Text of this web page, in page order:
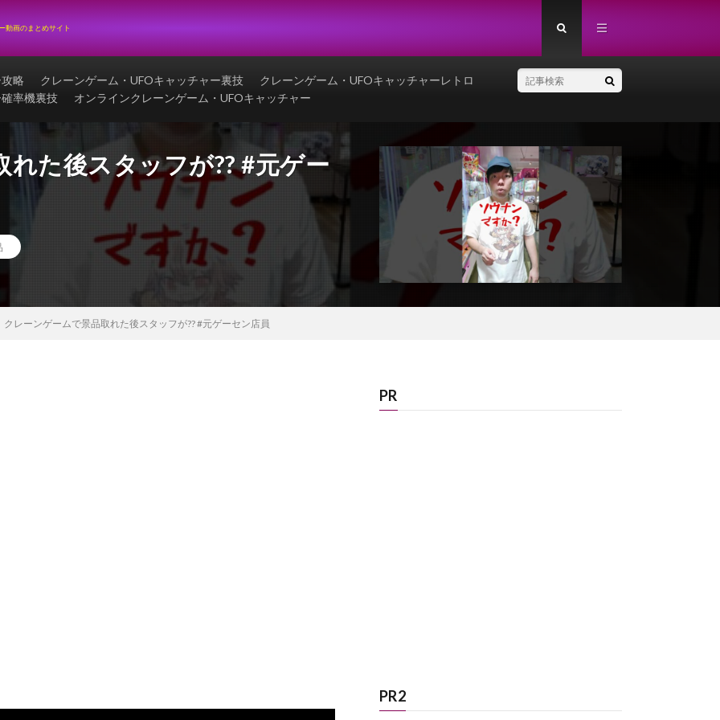
動画のまとめサイト
略 クレーンゲーム・UFOキャッチャー裏技
クレーンゲーム・UFOキャッチャーレトロ
率機裏技
オンラインクレーンゲーム・UFOキャッチャー
た後スタッフが?? #元ゲー
クレーンゲームで景品取れた後スタッフが?? #元ゲーセン店員
PR
PR2